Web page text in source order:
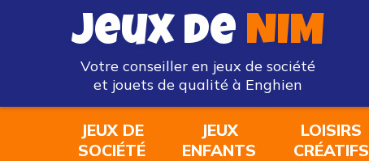
Jeux de NIM
Votre conseiller en jeux de société
et jouets de qualité à Enghien
JEUX DE
SOCIÉTÉ
JEUX
ENFANTS
LOISIRS
CRÉATIFS